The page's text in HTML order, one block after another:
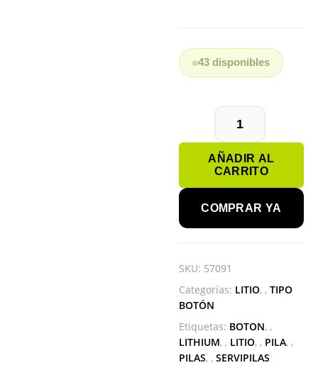
43 disponibles
PILA
BOTON
CR2335
LITHIUM
cantidad
AÑADIR AL
CARRITO
COMPRAR YA
SKU: 57091
Categorías: LITIO , TIPO
BOTÓN
Etiquetas: BOTON ,
LITHIUM , LITIO , PILA ,
PILAS , SERVIPILAS